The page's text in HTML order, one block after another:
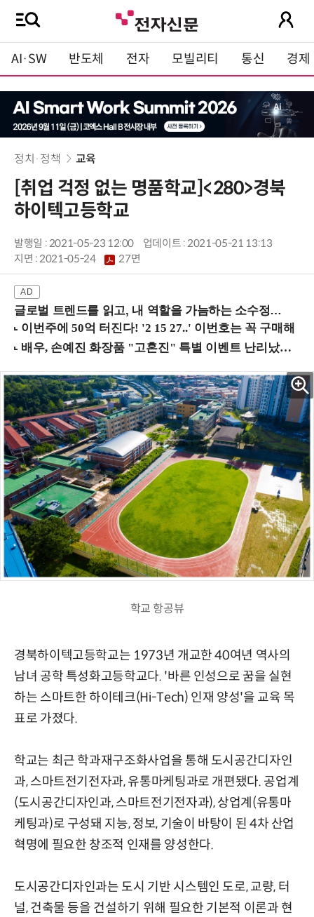
AI·SW 반도체 전자 모빌리티 통신 경제
정치·정책 교육
[취업 걱정 없는 명품학교]<280>경북
하이텍고등학교
발행일 : 2021-05-23 12:00
업데이트 : 2021-05-21 13:13
지면 :2021-05-24 27면
글로벌 트렌드를 읽고, 내 역할을 가늠하는 소수정예 실습 워크숍 (8/28 신논현역)
학교 항공뷰
경북하이텍고등학교는 1973년 개교한 40여년 역사의
남녀 공학 특성화고등학교다. '바른 인성으로 꿈을 실현
하는 스마트한 하이테크(Hi-Tech) 인재 양성'을 교육 목
표로 가졌다.
학교는 최근 학과재구조화사업을 통해 도시공간디자인
과, 스마트전기전자과, 유통마케팅과로 개편됐다. 공업계
(도시공간디자인과, 스마트전기전자과), 상업계(유통마
케팅과)로 구성돼 지능, 정보, 기술이 바탕이 된 4차 산업
혁명에 필요한 창조적 인재를 양성한다.
도시공간디자인과는 도시 기반 시스템인 도로, 교량, 터
널, 건축물 등을 건설하기 위해 필요한 기본적 이론과 현